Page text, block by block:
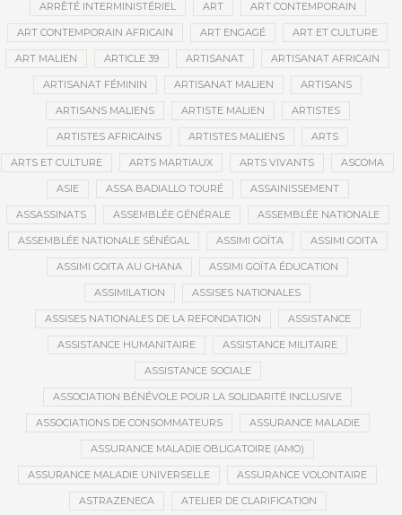
ARRÊTÉ INTERMINISTÉRIEL ART ART CONTEMPORAIN
ART CONTEMPORAIN AFRICAIN ART ENGAGÉ ART ET CULTURE
ART MALIEN ARTICLE 39 ARTISANAT ARTISANAT AFRICAIN
ARTISANAT FÉMININ ARTISANAT MALIEN ARTISANS
ARTISANS MALIENS ARTISTE MALIEN ARTISTES
ARTISTES AFRICAINS ARTISTES MALIENS ARTS
ARTS ET CULTURE ARTS MARTIAUX ARTS VIVANTS ASCOMA
ASIE ASSA BADIALLO TOURÉ ASSAINISSEMENT
ASSASSINATS ASSEMBLÉE GÉNÉRALE ASSEMBLÉE NATIONALE
ASSEMBLÉE NATIONALE SÉNÉGAL ASSIMI GOÏTA ASSIMI GOITA
ASSIMI GOITA AU GHANA ASSIMI GOÏTA ÉDUCATION
ASSIMILATION ASSISES NATIONALES
ASSISES NATIONALES DE LA REFONDATION ASSISTANCE
ASSISTANCE HUMANITAIRE ASSISTANCE MILITAIRE
ASSISTANCE SOCIALE
ASSOCIATION BÉNÉVOLE POUR LA SOLIDARITÉ INCLUSIVE
ASSOCIATIONS DE CONSOMMATEURS ASSURANCE MALADIE
ASSURANCE MALADIE OBLIGATOIRE (AMO)
ASSURANCE MALADIE UNIVERSELLE ASSURANCE VOLONTAIRE
ASTRAZENECA ATELIER DE CLARIFICATION